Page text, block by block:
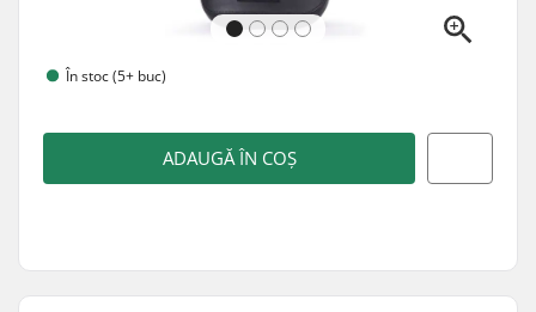
În stoc (5+ buc)
ADAUGĂ ÎN COȘ